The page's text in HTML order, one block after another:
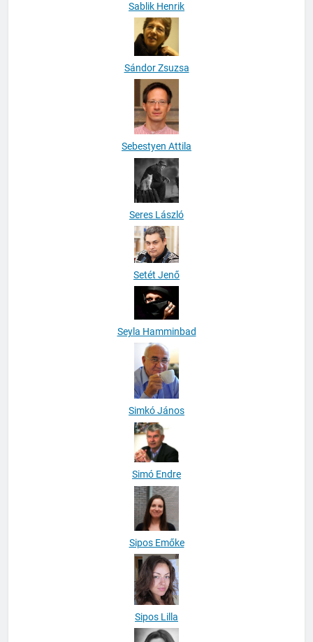
Sablik Henrik
Sándor Zsuzsa
Sebestyen Attila
Seres László
Setét Jenő
Seyla Hamminbad
Simkó János
Simó Endre
Sipos Emőke
Sipos Lilla